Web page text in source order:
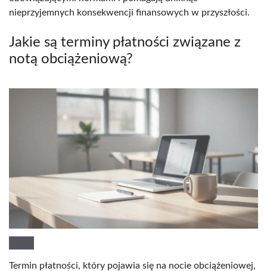
nieprzyjemnych konsekwencji finansowych w przyszłości.
Jakie są terminy płatności związane z
notą obciążeniową?
Termin płatności, który pojawia się na nocie obciążeniowej,